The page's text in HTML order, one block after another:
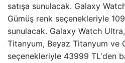
satışa sunulacak. Galaxy
Gümüş renk seçenekleriyle
sunulacak. Galaxy Watch
Titanyum, Beyaz Titanyum ve
seçenekleriyle 43999 TL'den